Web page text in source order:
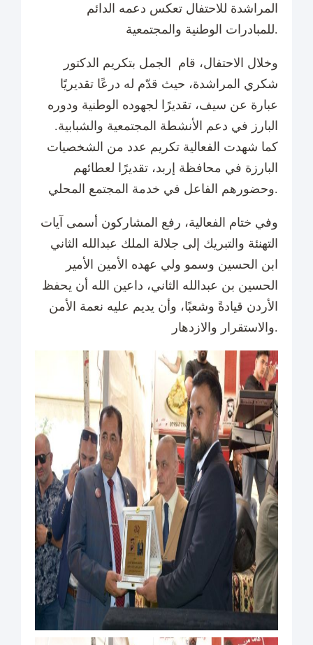
المراشدة للاحتفال تعكس دعمه الدائم
للمبادرات الوطنية والمجتمعية.
وخلال الاحتفال، قام الجمل بتكريم الدكتور
شكري المراشدة، حيث قدّم له درعًا تقديريًا
عبارة عن سيف، تقديرًا لجهوده الوطنية ودوره
البارز في دعم الأنشطة المجتمعية والشبابية.
كما شهدت الفعالية تكريم عدد من الشخصيات
البارزة في محافظة إربد، تقديرًا لعطائهم
وحضورهم الفاعل في خدمة المجتمع المحلي.
وفي ختام الفعالية، رفع المشاركون أسمى آيات
التهنئة والتبريك إلى جلالة الملك عبدالله الثاني
ابن الحسين وسمو ولي عهده الأمين الأمير
الحسين بن عبدالله الثاني، داعين الله أن يحفظ
الأردن قيادةً وشعبًا، وأن يديم عليه نعمة الأمن
والاستقرار والازدهار.